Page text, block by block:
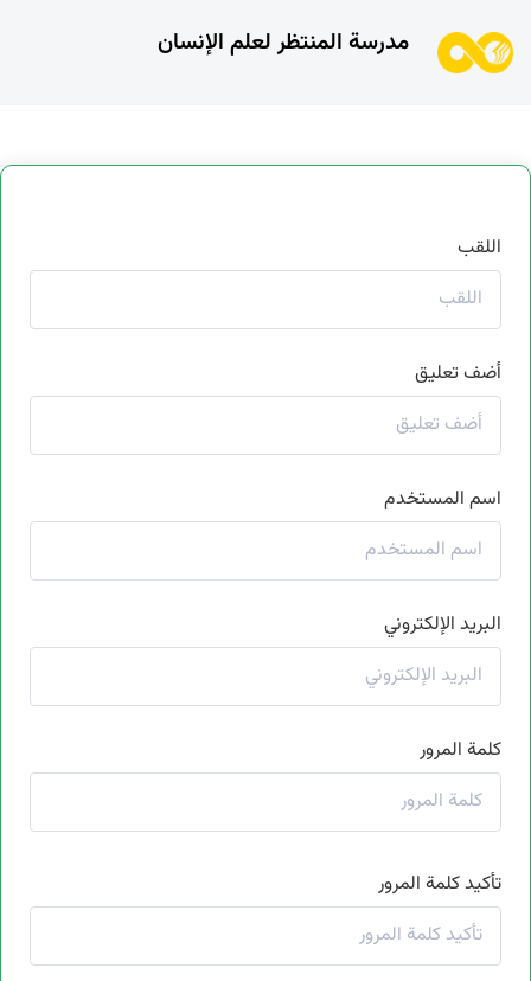
مدرسة المنتظر لعلم الإنسان
اللقب
أضف تعليق
اسم المستخدم
البريد الإلكتروني
كلمة المرور
تأكيد كلمة المرور